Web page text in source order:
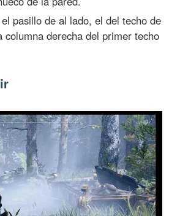
pasillo de al lado, el del techo de
columna derecha del primer techo